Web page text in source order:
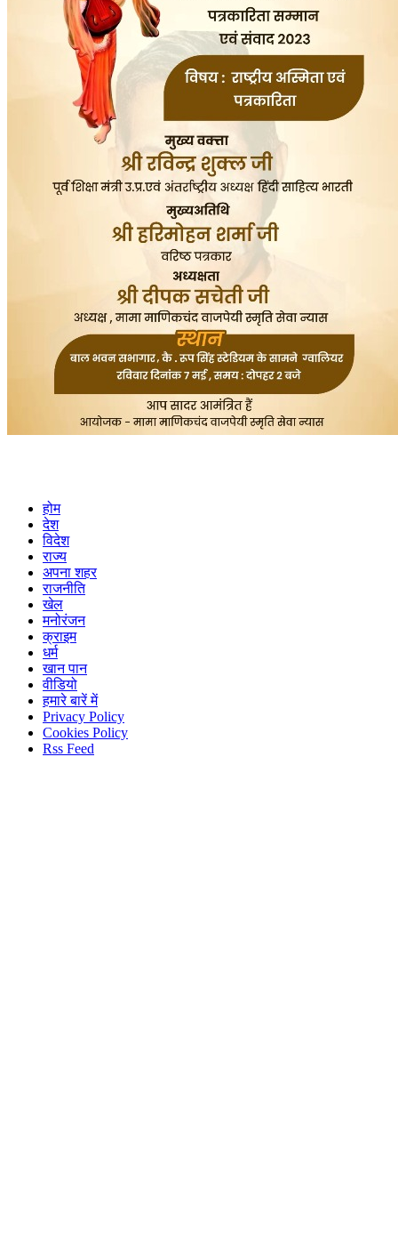
होम
देश
विदेश
राज्य
अपना शहर
राजनीति
खेल
मनोरंजन
क्राइम
धर्म
खान पान
वीडियो
हमारे बारें में
Privacy Policy
Cookies Policy
Rss Feed